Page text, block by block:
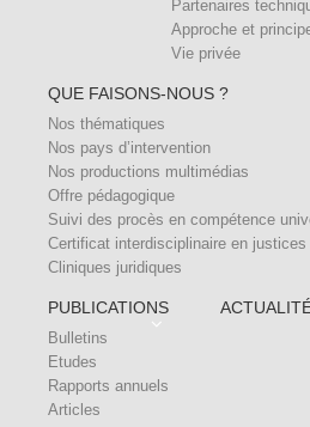
Partenaires
Approche et
Vie privée
QUE FAISONS-NOUS ?
Nos thématiques
Nos pays d’intervention
Nos productions multimédias
Offre pédagogique
Suivi des procès en compétence
Certificat interdisciplinaire en
Cliniques juridiques
PUBLICATIONS
Bulletins
Etudes
Rapports annuels
Articles